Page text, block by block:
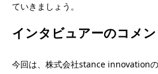
ていきましょう。
インタビュアーのコメン
今回は、株式会社stance innovation